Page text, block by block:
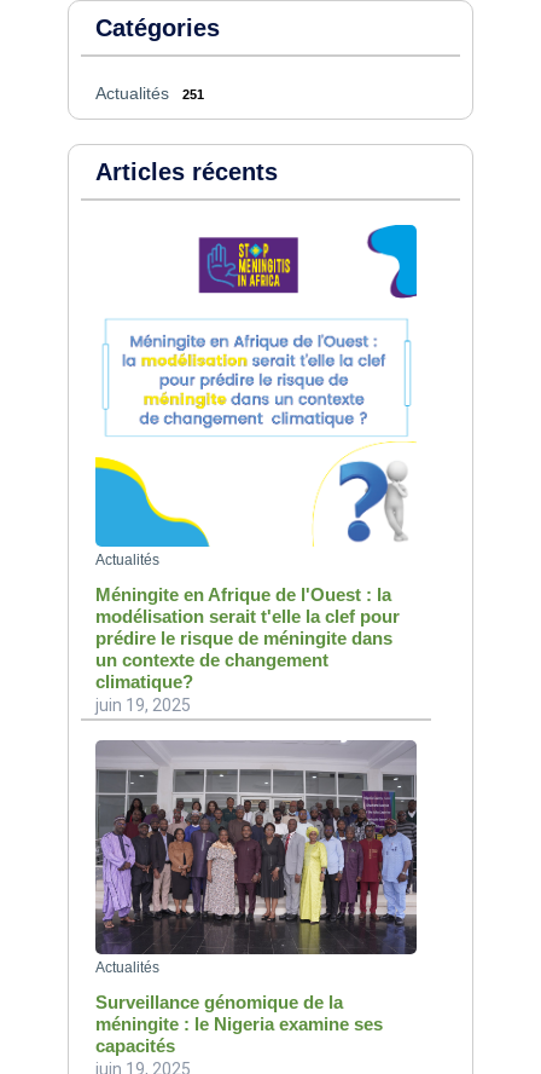
Catégories
Actualités 251
Articles récents
Actualités
Méningite en Afrique de l'Ouest : la
modélisation serait t'elle la clef pour
prédire le risque de méningite dans
un contexte de changement
climatique?
juin 19, 2025
Actualités
Surveillance génomique de la
méningite : le Nigeria examine ses
capacités
juin 19, 2025